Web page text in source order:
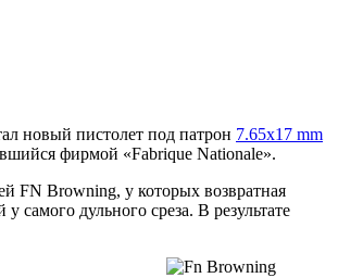
новый пистолет под патрон 7.65х17 mm
фирмой «Fabrique Nationale».
FN Browning, у которых возвратная
дульного среза. В результате